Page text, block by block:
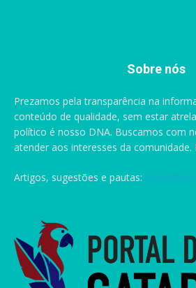
Sobre nós
Prezamos pela transparência na
conteúdo de qualidade, sem estar
político é nosso DNA. Buscamos com
atender aos interesses da comunidade.
Artigos, sugestões e pautas: